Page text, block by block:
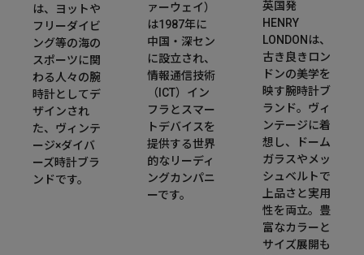
は、ヨットや
フリーダイビ
ング等の海の
スポーツに関
わる人々の腕
時計としてデ
ザインされ
た、ヴィンテ
ージ×ダイバ
ーズ時計ブラ
ンドです。
ァーウェイ）
は1987年に
中国・深セン
に設立され、
情報通信技術
（ICT）イン
フラとスマー
トデバイスを
提供する世界
的なリーディ
ングカンパニ
ーです。
英国発
HENRY
LONDONは、
古き良きロン
ドンの美学を
映す腕時計ブ
ランド。ヴィ
ンテージに着
想し、ドーム
ガラスやメッ
シュベルトで
上品さと実用
性を両立。豊
富なカラーと
サイズ展開も